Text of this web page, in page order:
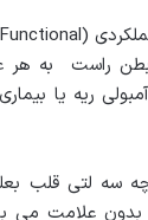
بطن راست به هر
ریه یا
سه لتی قلب
بدون علامت می